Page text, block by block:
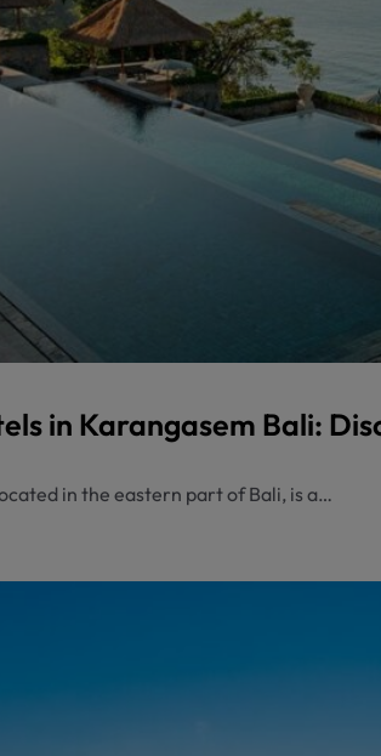
in Karangasem Bali:
in the eastern part of Bali, is a…